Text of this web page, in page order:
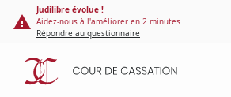
Panneau de gestion des cookies
contenu
principal
Judilibre évolue !
Aidez-nous à l'améliorer en 2 minutes
Répondre au questionnaire